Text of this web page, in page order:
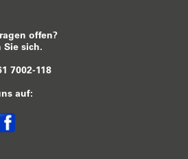
offen?
Sie sich.
7002-118
auf: